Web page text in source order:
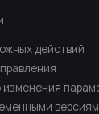
действий